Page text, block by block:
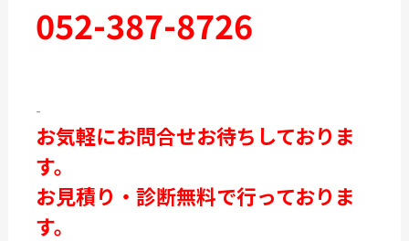
052-387-8726
-
お気軽にお問合せお待ちしておりま
す。
お見積り・診断無料で行っておりま
す。